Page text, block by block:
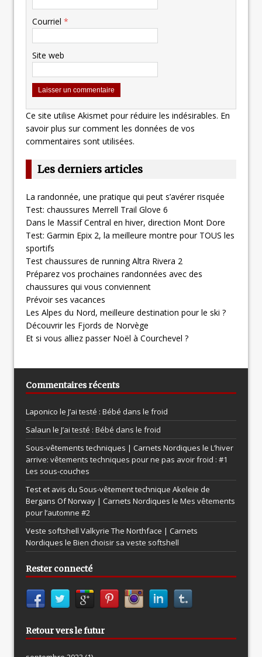
Courriel *
Site web
Ce site utilise Akismet pour réduire les indésirables. En
savoir plus sur comment les données de vos
commentaires sont utilisées.
Les derniers articles
La randonnée, une pratique qui peut s’avérer risquée
Test: chaussures Merrell Trail Glove 6
Dans le Massif Central en hiver, direction Mont Dore
Test: Garmin Epix 2, la meilleure montre pour TOUS les
sportifs
Test chaussures de running Altra Rivera 2
Préparez vos prochaines randonnées avec des
chaussures qui vous conviennent
Prévoir ses vacances
Les Alpes du Nord, meilleure destination pour le ski ?
Découvrir les Fjords de Norvège
Et si vous alliez passer Noël à Courchevel ?
Commentaires récents
Laponico le J’ai testé : Bébé dans le froid
Salaun le J’ai testé : Bébé dans le froid
Sous-vêtements techniques | Carnets Nordiques le L’hiver
arrive: vêtements techniques pour ne pas avoir froid : #1
Les sous-couches
Test et avis du Sous-vêtement technique Akeleie de
Bergans Of Norway | Carnets Nordiques le Mes vêtements
pour l’automne #2
Veste softshell Valkyrie The Northface | Carnets
Nordiques le Bien choisir sa veste softshell
Rester connecté
Retour vers le futur